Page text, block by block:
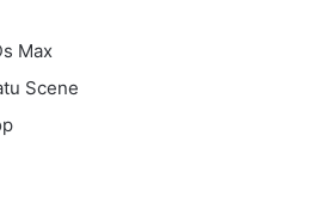
Max
Scene